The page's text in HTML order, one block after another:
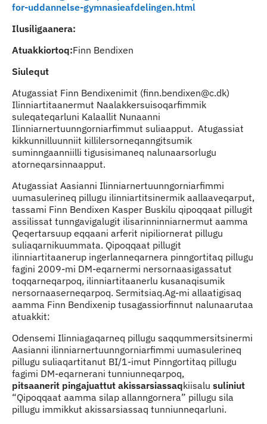
for-uddannelse-gymnasieafdelingen.html
Ilusiligaanera:
Atuakkiortoq:Finn Bendixen
Siulequt
Atugassiat Finn Bendixenimit (finn.bendixen@c.dk)
Ilinniartitaanermut Naalakkersuisoqarfimmik
suleqateqarluni Kalaallit Nunaanni
Ilinniarnertuunngorniarfimmut suliaapput. Atugassiat
kikkunnilluunniit killilersorneqanngitsumik
suminngaanniilli tigusisimaneq nalunaarsorlugu
atorneqarsinnaapput.
Atugassiat Aasianni Ilinniarnertuunngorniarfimmi
uumasulerineq pillugu ilinniartitsinermik aallaaveqarput,
tassami Finn Bendixen Kasper Buskilu qipoqqaat pillugit
assilissat tunngavigalugit ilisarinninniarnermut aamma
Qeqertarsuup eqqaani arferit nipiliornerat pillugu
suliaqarnikuummata. Qipoqqaat pillugit
ilinniartitaanerup ingerlanneqarnera pinngortitaq pillugu
fagini 2009-mi DM-eqarnermi nersornaasigassatut
toqqarneqarpoq, ilinniartitaanerlu kusanaqisumik
nersornaaserneqarpoq. Sermitsiaq.Ag-mi allaatigisaq
aamma Finn Bendixenip tusagassiorfinnut nalunaarutaa
atuakkit:
Odensemi Ilinniagaqarneq pillugu saqqummersitsinermi
Aasianni ilinniarnertuunngorniarfimmi uumasulerineq
pillugu suliaqartitanut BI/1-imut Pinngortitaq pillugu
fagimi DM-eqarnerani tunniunneqarpoq,
pitsaanerit pingajuattut akissarsiassaqkiisalu suliniut
“Qipoqqaat aamma silap allanngornera” pillugu sila
pillugu immikkut akissarsiassaq tunniunneqarluni.